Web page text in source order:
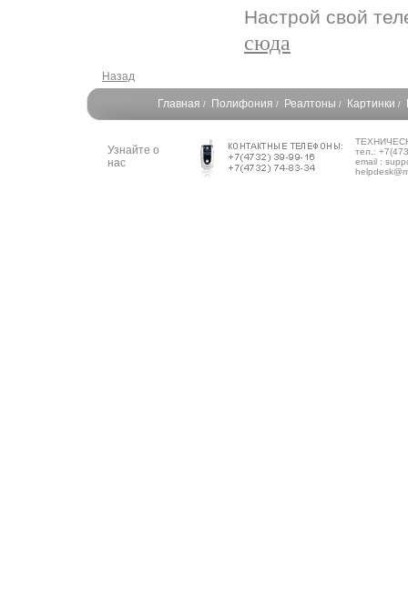
Настрой свой
сюда
Назад
Главная / Полифония / Реалтоны / Картинки /
Узнайте о
нас
тел.:
email :